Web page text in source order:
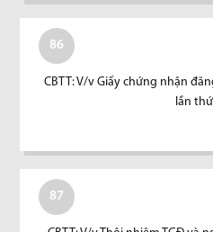
86
CBTT: V/v Giấy chứng nhận
lần
87